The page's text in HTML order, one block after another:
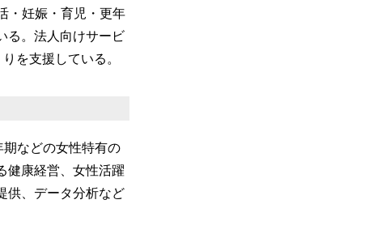
・妊娠・育児・更年
る。法人向けサービ
を支援している。
期などの女性特有の
健康経営、女性活躍
供、データ分析など